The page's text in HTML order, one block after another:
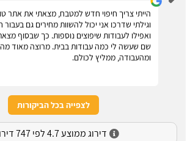
הייתי צריך חיפוי חדש למטבח, מצאתי את אתר
וגילתי שדרכו אני יכול להשוות מחירים גם בעבור
ואפילו לעבודות שיפוצים נוספות. כך שבסוף
שם שעשה לי כמה עבודות בבית. מרוצה מאוד
ומהעבודה, ממליץ לכולם.
לצפייה בכל הביקורות
דירוג ממוצע 4.7 לפי 747 דירוגים